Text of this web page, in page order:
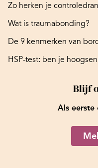
Zo herken je
Wat is traumabonding?
De 9 kenmerken van
HSP-test: ben je
Blijf
Als eerste